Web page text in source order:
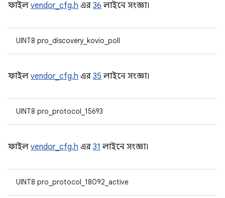
ফাইল vendor_cfg.h এর 36 লাইনে সংজ্ঞা।
UINT8 pro_discovery_kovio_poll
ফাইল vendor_cfg.h এর 35 লাইনে সংজ্ঞা।
UINT8 pro_protocol_15693
ফাইল vendor_cfg.h এর 31 লাইনে সংজ্ঞা।
UINT8 pro_protocol_18092_active